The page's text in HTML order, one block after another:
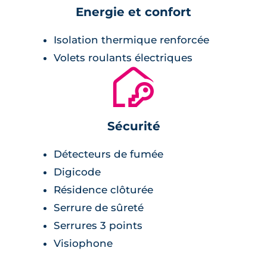
Energie et confort
Isolation thermique renforcée
Volets roulants électriques
🔐
Sécurité
Détecteurs de fumée
Digicode
Résidence clôturée
Serrure de sûreté
Serrures 3 points
Visiophone